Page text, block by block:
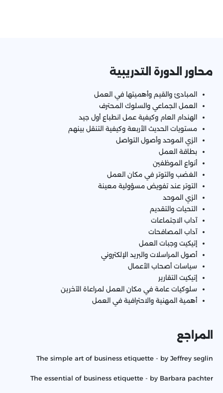
محاور الدورة التدريبية
المبادئ والقيم وأهميتها في العمل
العمل الجماعي والسلوك المحترف
الهندام العام وكيفية عمل انطباع أول جيد
مستويات الحديث الأربعة وكيفية التنقل بينهم
الزي الموحد وأصول التواصل
بطاقة العمل
أنواع الموظفين
الغضب والتوتر في مكان العمل
التوتر عند تفويض مسؤولية معينة
الزي الموحد
التحيات والتقديم
آداب الاجتماعات
آداب المصافحات
إتيكيت وجبات العمل
أصول المراسلات والبريد الإلكتروني
سياسات أصحاب الأعمال
إتيكيت التقارير
سلوكيات عامة في مكان العمل لمراعاة الآخرين
أهمية المهنية والاحترافية في العمل
المراجع
The simple art of business etiquette - by Jeffrey seglin
The essential of business etiquette - by Barbara pachter